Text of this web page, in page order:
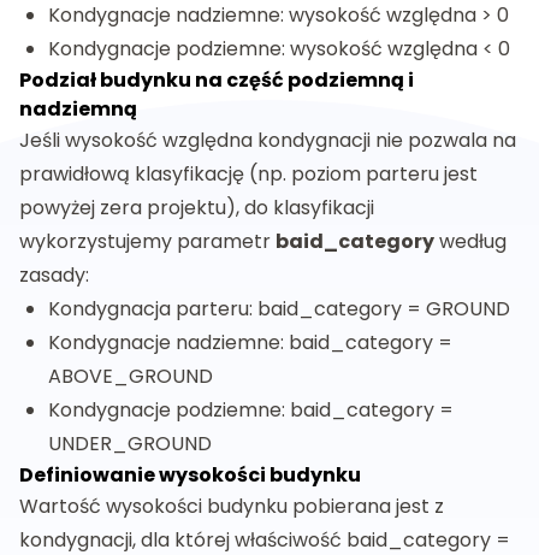
Kondygnacje nadziemne: wysokość względna > 0
Kondygnacje podziemne: wysokość względna < 0
Podział budynku na część podziemną i
nadziemną
Jeśli wysokość względna kondygnacji nie pozwala na
prawidłową klasyfikację (np. poziom parteru jest
powyżej zera projektu), do klasyfikacji
wykorzystujemy parametr baid_categorywedług
zasady:
Kondygnacja parteru: baid_category = GROUND
Kondygnacje nadziemne: baid_category =
ABOVE_GROUND
Kondygnacje podziemne: baid_category =
UNDER_GROUND
Definiowanie wysokości budynku
Wartość wysokości budynku pobierana jest z
kondygnacji, dla której właściwość baid_category =